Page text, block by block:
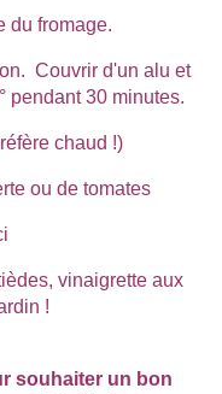
du fromage.
Couvrir d'un alu et
pendant 30 minutes.
chaud !)
ou de tomates
vinaigrette aux
!
souhaiter un bon